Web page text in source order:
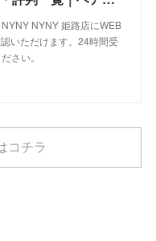
NYNY 姫路店にWEB
いただけます。24時間受
さい。
コチラ